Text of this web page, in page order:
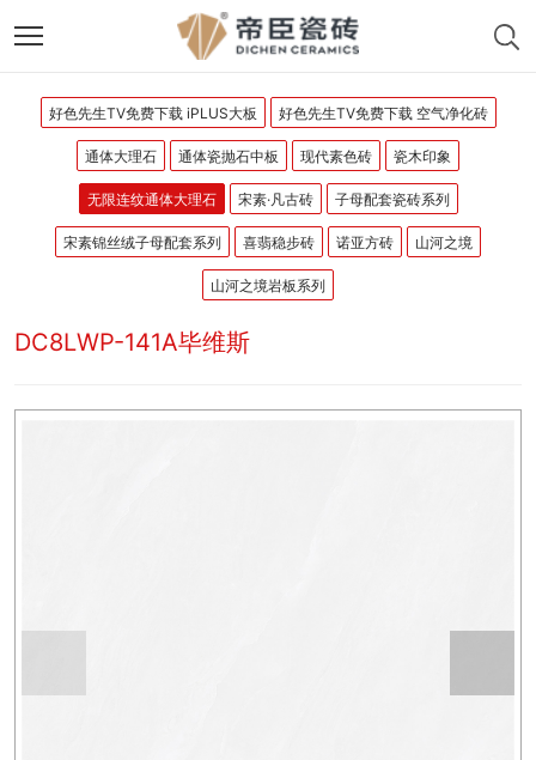
好色先生TV免费下载 iPLUS大板 好色先生TV免费下载 空气净化砖
通体大理石 通体瓷抛石中板 现代素色砖 瓷木印象
无限连纹通体大理石 宋素·凡古砖 子母配套瓷砖系列
宋素锦丝绒子母配套系列 喜翡稳步砖 诺亚方砖 山河之境
山河之境岩板系列
DC8LWP-141A毕维斯